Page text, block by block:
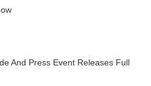
And Press Event Releases Full